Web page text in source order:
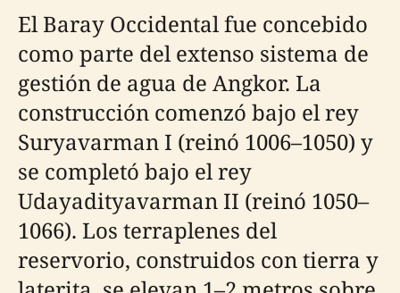
El Baray Occidental fue concebido
como parte del extenso sistema de
gestión de agua de Angkor. La
construcción comenzó bajo el rey
Suryavarman I (reinó 1006–1050) y
se completó bajo el rey
Udayadityavarman II (reinó 1050–
1066). Los terraplenes del
reservorio, construidos con tierra y